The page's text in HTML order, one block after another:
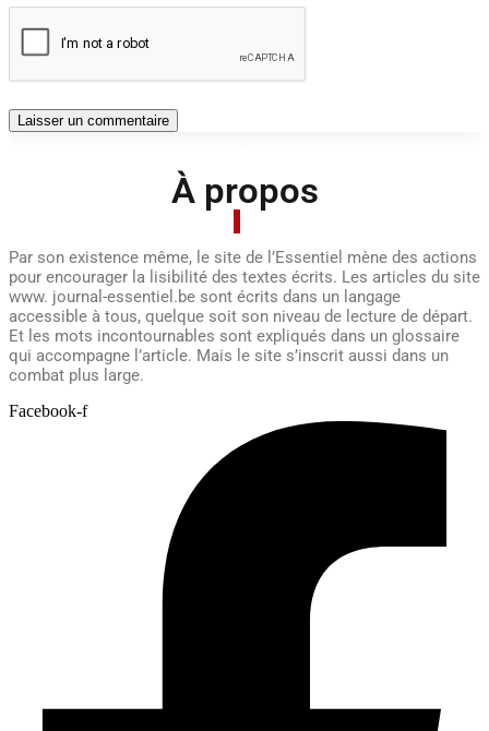
À propos
Par son existence même, le site de l’Essentiel mène des actions
pour encourager la lisibilité des textes écrits. Les articles du site
www. journal-essentiel.be sont écrits dans un langage
accessible à tous, quelque soit son niveau de lecture de départ.
Et les mots incontournables sont expliqués dans un glossaire
qui accompagne l’article. Mais le site s’inscrit aussi dans un
combat plus large.
Facebook-f